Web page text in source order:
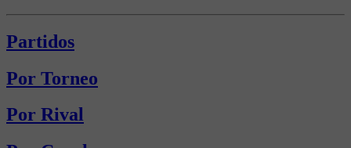
Partidos
Por Torneo
Por Rival